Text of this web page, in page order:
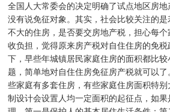
全国人大常委会的决定明确了试点地区房地
没有说免征对象。其实，社会比较关注的
不大的住房，是否要交房地产税，担心每
收负担，觉得原来房产税对自住住房的免
下，早些年城镇居民家庭住房的面积都比
题，简单地对自住住房免征房产税就可以
些家庭有多套住房，有些家庭住房面积特
制设计会设置人均一定面积的起征点，如